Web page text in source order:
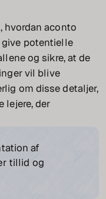
hvordan aconto
give potentielle
og sikre, at de
vil blive
om disse detaljer,
der
af
tillid og